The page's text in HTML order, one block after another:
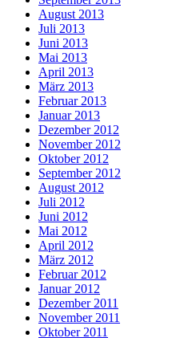
August 2013
Juli 2013
Juni 2013
Mai 2013
April 2013
März 2013
Februar 2013
Januar 2013
Dezember 2012
November 2012
Oktober 2012
September 2012
August 2012
Juli 2012
Juni 2012
Mai 2012
April 2012
März 2012
Februar 2012
Januar 2012
Dezember 2011
November 2011
Oktober 2011